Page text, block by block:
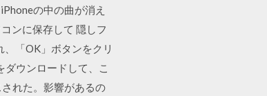
の中の曲が消え
ンに保存して 隠しフ
「OK」ボタンをクリ
ウンロードして、こ
れた。影響があるの